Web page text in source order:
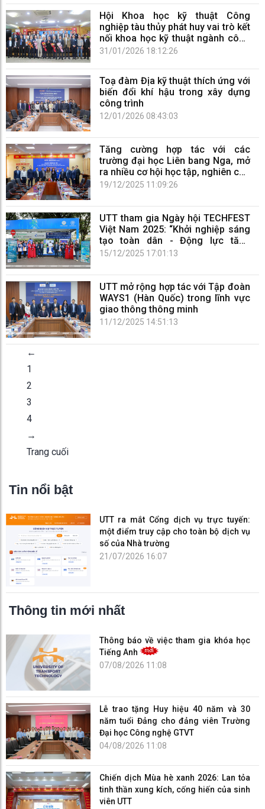
Hội Khoa học kỹ thuật Công
nghiệp tàu thủy phát huy vai trò kết
nối khoa học kỹ thuật ngành công
nghiệp tàu thủy
31/01/2026 18:12:26
Toạ đàm Địa kỹ thuật thích ứng với
biến đổi khí hậu trong xây dựng
công trình
12/01/2026 08:43:03
Tăng cường hợp tác với các
trường đại học Liên bang Nga, mở
ra nhiều cơ hội học tập, nghiên cứu
cho giảng viên và sinh viên UTT
19/12/2025 11:09:26
UTT tham gia Ngày hội TECHFEST
Việt Nam 2025: “Khởi nghiệp sáng
tạo toàn dân - Động lực tăng
trưởng mới”
15/12/2025 17:01:13
UTT mở rộng hợp tác với Tập đoàn
WAYS1 (Hàn Quốc) trong lĩnh vực
giao thông thông minh
11/12/2025 14:51:13
←
1
2
3
4
→
Trang cuối
Tin nổi bật
UTT ra mắt Cổng dịch vụ trực tuyến:
một điểm truy cập cho toàn bộ dịch vụ
số của Nhà trường
21/07/2026 16:07
Thông tin mới nhất
Thông báo về việc tham gia khóa học
Tiếng Anh
07/08/2026 11:08
Lễ trao tặng Huy hiệu 40 năm và 30
năm tuổi Đảng cho đảng viên Trường
Đại học Công nghệ GTVT
04/08/2026 11:08
Chiến dịch Mùa hè xanh 2026: Lan tỏa
tinh thần xung kích, cống hiến của sinh
viên UTT